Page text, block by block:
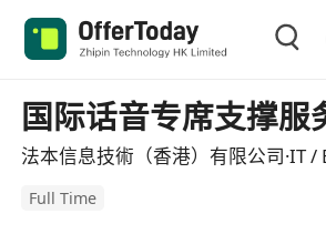
国际话音专席支撑服
法本信息技術（香港）有限公司·IT /
Full Time